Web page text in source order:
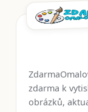
zdarma k
obrázků,